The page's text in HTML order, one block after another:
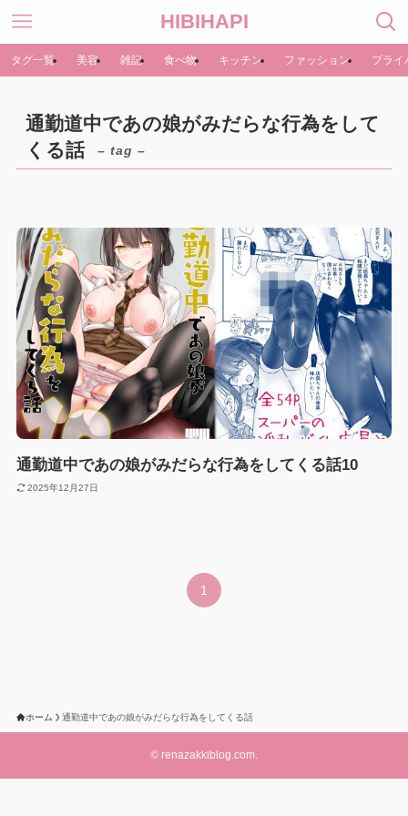
HIBIHAPI
タグ一覧 美容 雑記 食べ物 キッチン ファッション プライ
通勤道中であの娘がみだらな行為をして
くる話
– tag –
通勤道中であの娘がみだらな行為をしてくる話10
2025年12月27日
1
ホーム 通勤道中であの娘がみだらな行為をしてくる話
© renazakkiblog.com.